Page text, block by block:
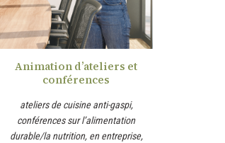
Animation d’ateliers et
conférences
ateliers de cuisine anti-gaspi,
conférences sur l’alimentation
durable/la nutrition, en entreprise,